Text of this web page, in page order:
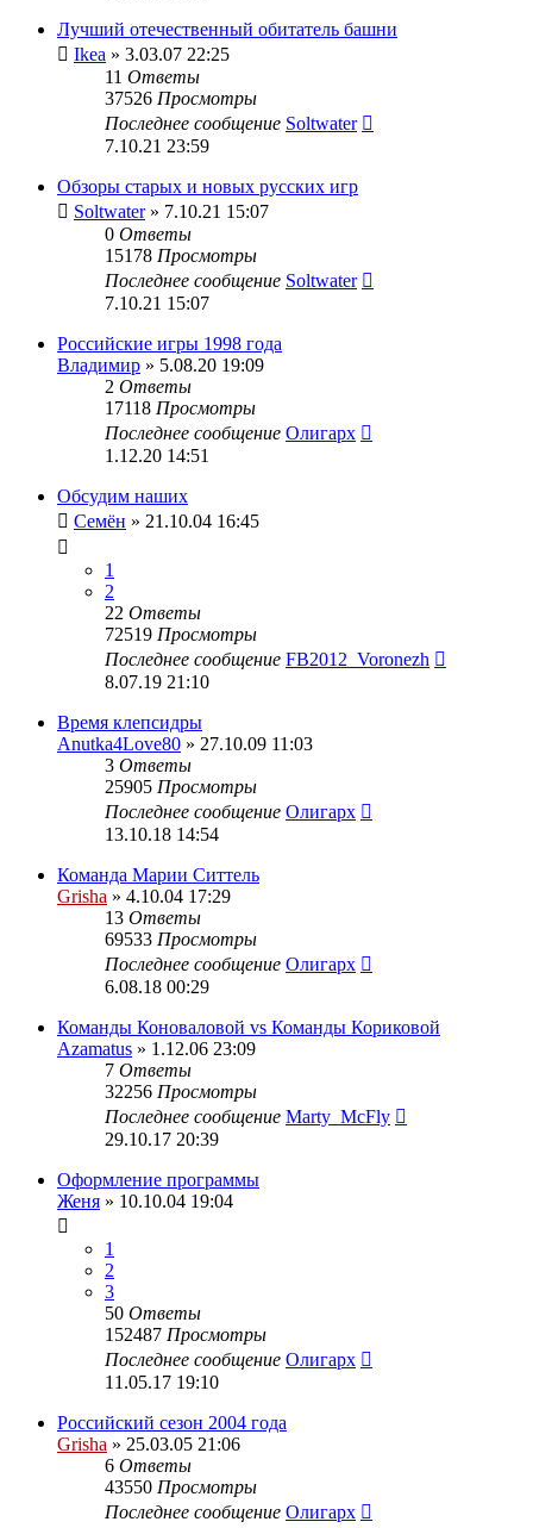
Лучший отечественный обитатель башни
Ikea » 3.03.07 22:25
11 Ответы
37526 Просмотры
Последнее сообщение Soltwater
7.10.21 23:59
Обзоры старых и новых русских игр
Soltwater» 7.10.21 15:07
0 Ответы
15178 Просмотры
Последнее сообщение Soltwater
7.10.21 15:07
Российские игры 1998 года
Владимир » 5.08.20 19:09
2 Ответы
17118 Просмотры
Последнее сообщение Олигарх
1.12.20 14:51
Обсудим наших
Семён » 21.10.04 16:45
1
2
22 Ответы
72519 Просмотры
Последнее сообщение FB2012_Voronezh
8.07.19 21:10
Время клепсидры
Anutka4Love80 » 27.10.09 11:03
3 Ответы
25905 Просмотры
Последнее сообщение Олигарх
13.10.18 14:54
Команда Марии Ситтель
Grisha » 4.10.04 17:29
13 Ответы
69533 Просмотры
Последнее сообщение Олигарх
6.08.18 00:29
Команды Коноваловой vs Команды Кориковой
Azamatus » 1.12.06 23:09
7 Ответы
32256 Просмотры
Последнее сообщение Marty_McFly
29.10.17 20:39
Оформление программы
Женя » 10.10.04 19:04
1
2
3
50 Ответы
152487 Просмотры
Последнее сообщение Олигарх
11.05.17 19:10
Российский сезон 2004 года
Grisha » 25.03.05 21:06
6 Ответы
43550 Просмотры
Последнее сообщение Олигарх